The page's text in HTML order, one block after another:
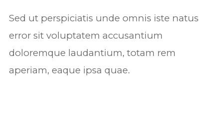
Sed ut perspiciatis unde omnis iste natus
error sit voluptatem accusantium
doloremque laudantium, totam rem
aperiam, eaque ipsa quae.